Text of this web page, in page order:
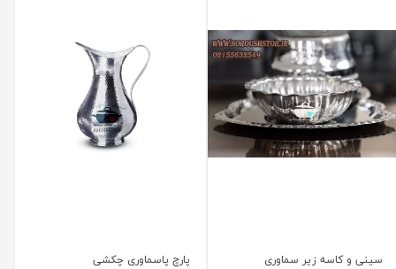
سینی و کاسه زیر سماوری پارچ پاسماوری چکشی